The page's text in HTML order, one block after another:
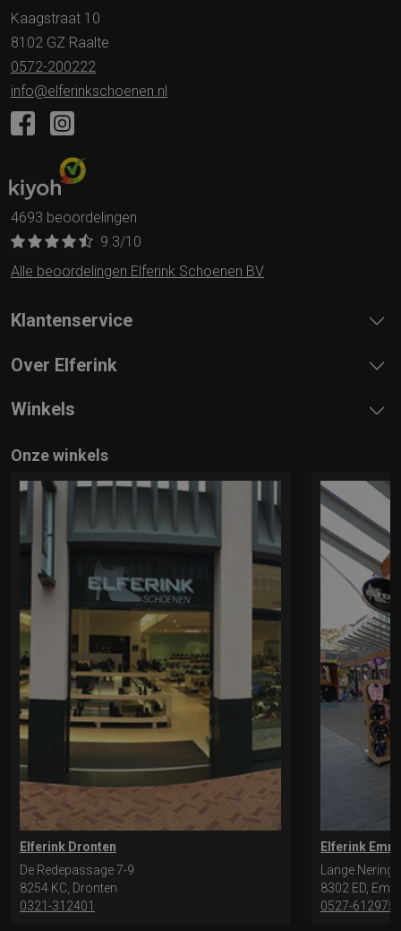
Kaagstraat 10
8102 GZ Raalte
0572-200222
info@elferinkschoenen.nl
4693 beoordelingen
9.3/10
Alle beoordelingen Elferink Schoenen BV
Klantenservice
Over Elferink
Winkels
Onze winkels
Elferink Dronten
De Redepassage 7-9
8254 KC, Dronten
0321-312401
Elferink
Lange Nering
8302 ED,
0527-612975